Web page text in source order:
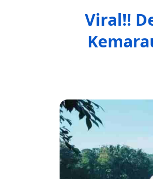
Viral!!